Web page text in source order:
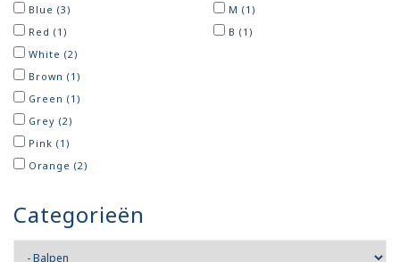
Blue (3)
Red (1)
White (2)
Brown (1)
Green (1)
Grey (2)
Pink (1)
Orange (2)
M (1)
B (1)
Categorieën